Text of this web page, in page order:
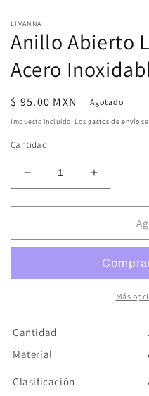
LIVANNA
Anillo Abierto
Acero
Precio
habitual
$ 95.00 MXN Agotado
Impuesto incluido. Losgastos de envío
Cantidad
Reducir
cantidad
para
Abierto
Acero
Aumentar
cantidad
para
Abierto
Estrella
Acero
Más
Cantidad
Material
Clasificación